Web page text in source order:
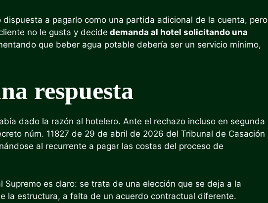
a pagarlo como una partida adicional de la cuenta, pero
no le gusta y decide demanda al hotel solicitando una
que beber agua potable debería ser un servicio mínimo,
respuesta
dado la razón al hotelero. Ante el rechazo incluso en segunda
núm. 11827 de 29 de abril de 2026 del Tribunal de Casación
al recurrente a pagar las costas del proceso de
Supremo es claro: se trata de una elección que se deja a la
la estructura, a falta de un acuerdo contractual diferente.